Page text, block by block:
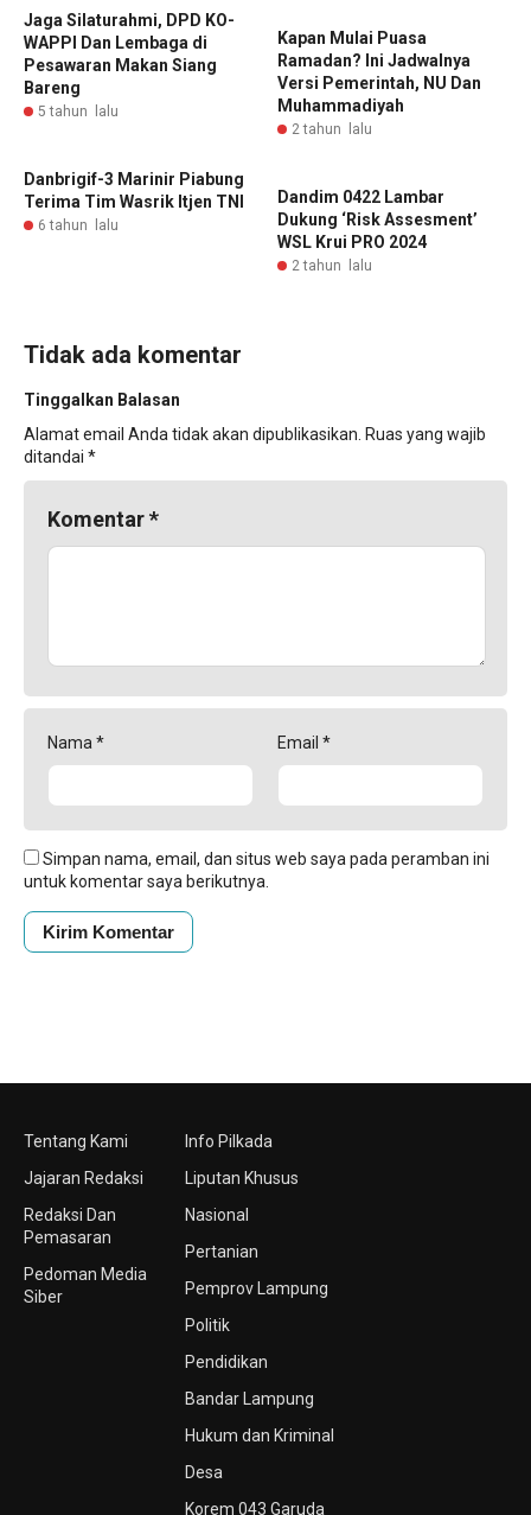
Jaga Silaturahmi, DPD KO-
WAPPI Dan Lembaga di
Pesawaran Makan Siang
Bareng
5 tahun lalu
Kapan Mulai Puasa
Ramadan? Ini Jadwalnya
Versi Pemerintah, NU Dan
Muhammadiyah
2 tahun lalu
Danbrigif-3 Marinir Piabung
Terima Tim Wasrik Itjen TNI
6 tahun lalu
Dandim 0422 Lambar
Dukung ‘Risk Assesment’
WSL Krui PRO 2024
2 tahun lalu
Tidak ada komentar
Tinggalkan Balasan
Alamat email Anda tidak akan dipublikasikan. Ruas yang wajib
ditandai *
Komentar*
Nama * Email *
Simpan nama, email, dan situs web saya pada peramban ini
untuk komentar saya berikutnya.
Tentang Kami
Jajaran Redaksi
Redaksi Dan
Pemasaran
Pedoman Media
Siber
Info Pilkada
Liputan Khusus
Nasional
Pertanian
Pemprov Lampung
Politik
Pendidikan
Bandar Lampung
Hukum dan Kriminal
Desa
Korem 043 Garuda